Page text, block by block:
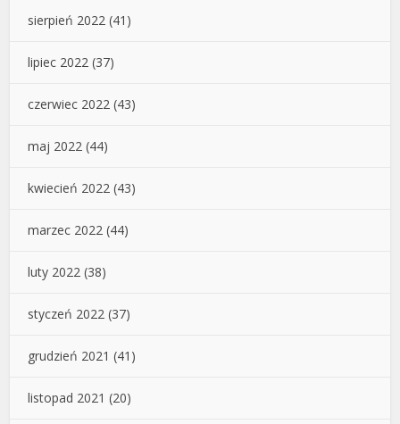
sierpień 2022 (41)
lipiec 2022 (37)
czerwiec 2022 (43)
maj 2022 (44)
kwiecień 2022 (43)
marzec 2022 (44)
luty 2022 (38)
styczeń 2022 (37)
grudzień 2021 (41)
listopad 2021 (20)